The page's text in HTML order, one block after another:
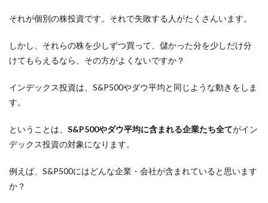
それが個別の株投資です。それで失敗する人がたくさんいます。
しかし、それらの株を少しずつ買って、儲かった分を少しだけ分
けてもらえるなら、その方がよくないですか？
インデックス投資は、S&P500やダウ平均と同じような動きをしま
す。
ということは、 S&P500やダウ平均に含まれる企業たち全てがイン
デックス投資の対象になります。
例えば、S&P500にはどんな企業・会社が含まれていると思います
か？